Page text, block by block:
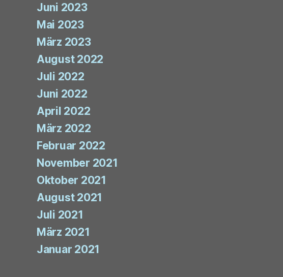
Juni 2023
Mai 2023
März 2023
August 2022
Juli 2022
Juni 2022
April 2022
März 2022
Februar 2022
November 2021
Oktober 2021
August 2021
Juli 2021
März 2021
Januar 2021